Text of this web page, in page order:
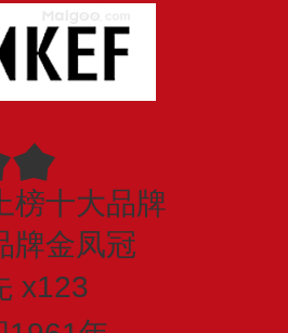
榜十大品牌
牌金凤冠
x123